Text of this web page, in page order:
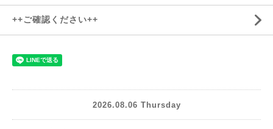
++ご確認ください++
2026.08.06 Thursday